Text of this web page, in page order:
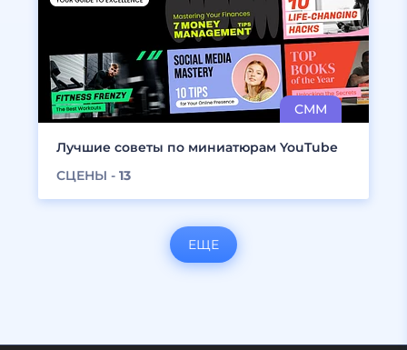
Лучшие советы по миниатюрам YouTube
СЦЕНЫ - 13
ЕЩЕ